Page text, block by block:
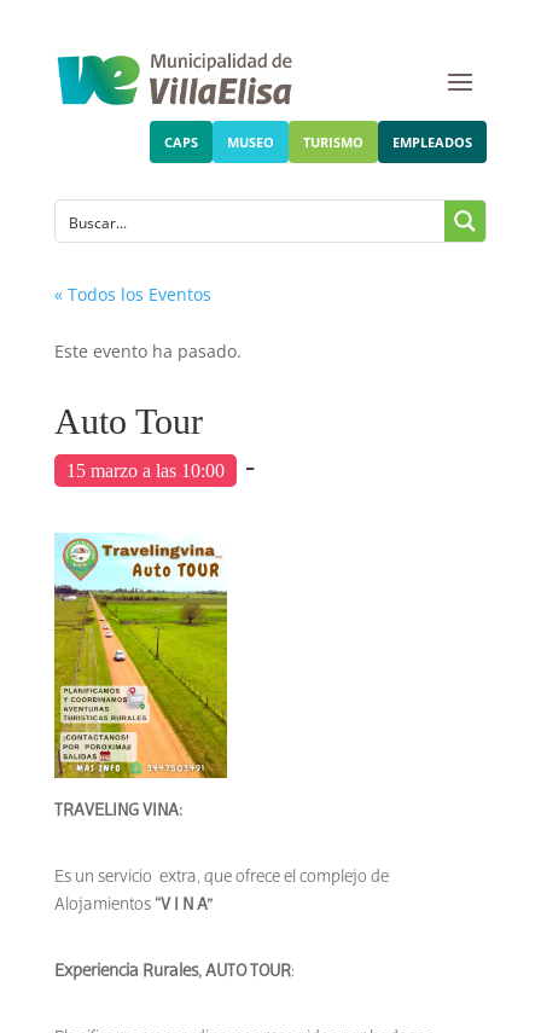
CAPS MUSEO TURISMO EMPLEADOS
« Todos los Eventos
Este evento ha pasado.
Auto Tour
15 marzo a las 10:00 -
TRAVELING VINA:
Es un servicio extra, que ofrece el complejo de
Alojamientos “V I N A”
Experiencia Rurales, AUTO TOUR: